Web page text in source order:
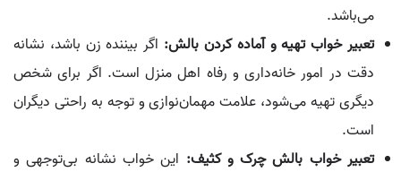
می‌باشد.
تعبیر خواب تهیه و آماده کردن بالش: اگر بیننده زن باشد، نشانه
دقت در امور خانه‌داری و رفاه اهل منزل است. اگر برای شخص
دیگری تهیه می‌شود، علامت مهمان‌نوازی و توجه به راحتی دیگران
است.
تعبیر خواب بالش چرک و کثیف: این خواب نشانه بی‌توجهی و